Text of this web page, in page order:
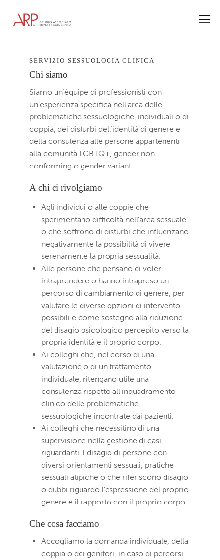
SERVIZIO SESSUOLOGIA CLINICA
Chi siamo
Siamo un’équipe di professionisti con
un’esperienza specifica nell’area delle
problematiche sessuologiche, individuali o di
coppia, dei disturbi dell’identità di genere e
della consulenza alle persone appartenenti
alla comunità LGBTQ+, gender non
conforming o gender variant.
A chi ci rivolgiamo
Agli individui o alle coppie che
sperimentano difficoltà nell’area sessuale
o che soffrono di disturbi che influenzano
negativamente la possibilità di vivere
serenamente la propria sessualità.
Alle persone che pensano di voler
intraprendere o hanno intrapreso un
percorso di cambiamento di genere, per
valutare le diverse opzioni di intervento
possibili e come sostegno alla riduzione
del disagio psicologico percepito verso la
propria identità e il proprio corpo.
Ai colleghi che, nel corso di una
valutazione o di un trattamento
individuale, ritengano utile una
consulenza rispetto all’inquadramento
clinico delle problematiche
sessuologiche incontrate dai pazienti.
Ai colleghi che necessitino di una
supervisione nella gestione di casi
riguardanti il disagio di persone con
diversi orientamenti sessuali, pratiche
sessuali atipiche o che riferiscono disagio
o dubbi riguardo l’espressione del proprio
genere e il rapporto con il proprio corpo.
Che cosa facciamo
Accogliamo la domanda individuale, della
coppia o dei genitori, in caso di percorsi